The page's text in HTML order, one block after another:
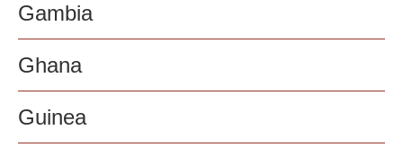
Gambia
Ghana
Guinea